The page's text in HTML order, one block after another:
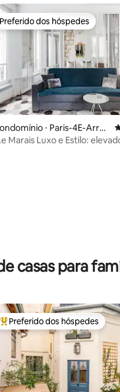
média de 5, 125
Preferido dos hóspedes
Preferido dos hóspedes
⋅ Paris-4E-Arron
Marais Luxo e Estilo:
casas para
Entre os melhores preferidos
Preferido dos hóspedes